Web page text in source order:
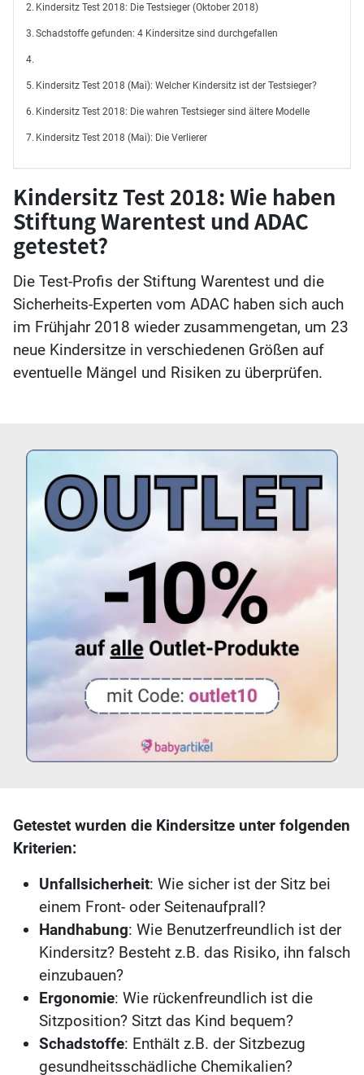
Kindersitz Test 2018: Die Testsieger (Oktober 2018)
Schadstoffe gefunden: 4 Kindersitze sind durchgefallen
Kindersitz Test 2018 (Mai): Welcher Kindersitz ist der Testsieger?
Kindersitz Test 2018: Die wahren Testsieger sind ältere Modelle
Kindersitz Test 2018 (Mai): Die Verlierer
Kindersitz Test 2018: Wie haben
Stiftung Warentest und ADAC
getestet?
Die Test-Profis der Stiftung Warentest und die
Sicherheits-Experten vom ADAC haben sich auch
im Frühjahr 2018 wieder zusammengetan, um 23
neue Kindersitze in verschiedenen Größen auf
eventuelle Mängel und Risiken zu überprüfen.
Getestet wurden die Kindersitze unter folgenden
Kriterien:
Unfallsicherheit: Wie sicher ist der Sitz bei
einem Front- oder Seitenaufprall?
Handhabung: Wie Benutzerfreundlich ist der
Kindersitz? Besteht z.B. das Risiko, ihn falsch
einzubauen?
Ergonomie: Wie rückenfreundlich ist die
Sitzposition? Sitzt das Kind bequem?
Schadstoffe: Enthält z.B. der Sitzbezug
gesundheitsschädliche Chemikalien?